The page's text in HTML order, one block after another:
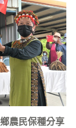
農民保種分享